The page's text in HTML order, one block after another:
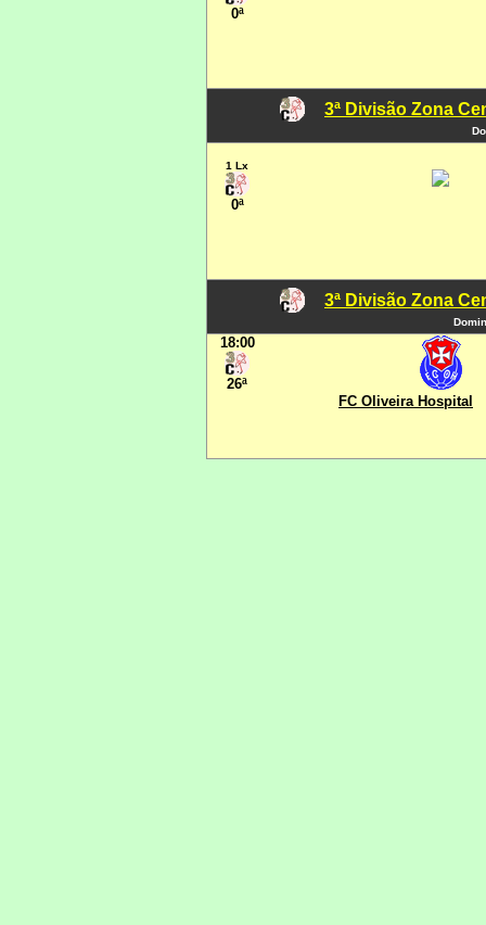
0ª
3ª Divisão Zona
1 Lx
0ª
3ª Divisão Zona
18:00
26ª
FC Oliveira Hospital